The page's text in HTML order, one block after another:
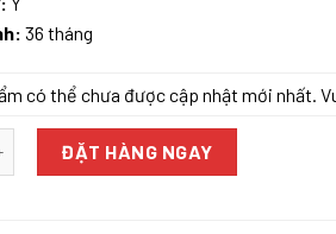
36 tháng
có thể chưa được cập nhật mới nhất.
ELICA RATIO 874 SLIM BL số lượng
ĐẶT HÀNG NGAY